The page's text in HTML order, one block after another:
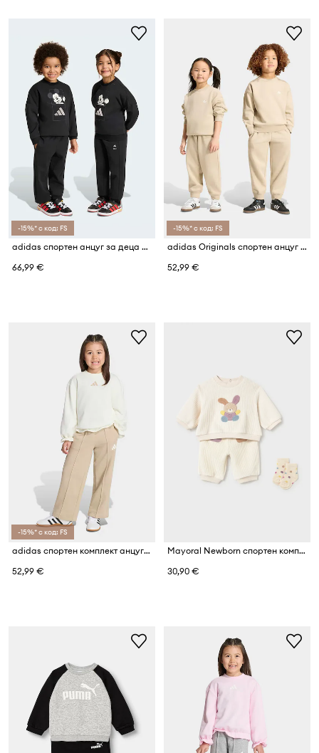
-15%* с код: FS
adidas спортен анцуг за деца DISNEY MICKEY MOUSE
66,99 €
-15%* с код: FS
adidas Originals спортен анцуг за деца с памук
52,99 €
-15%* с код: FS
adidas спортен комплект анцуг за деца с памук
52,99 €
Mayoral Newborn спортен комплект анцуг за бебе от джинс
30,90 €